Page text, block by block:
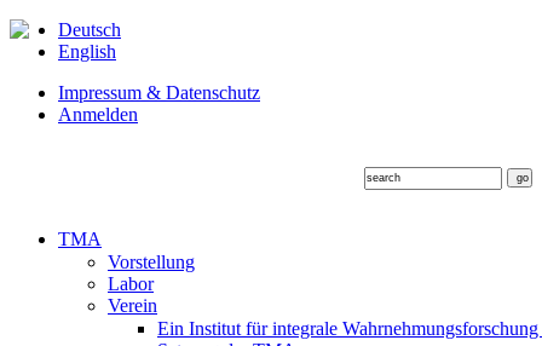
Deutsch
English
Impressum & Datenschutz
Anmelden
TMA
Vorstellung
Labor
Verein
Ein Institut für integrale